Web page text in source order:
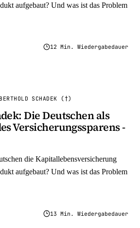
aufgebaut? Und was ist das Problem
12 Min. Wiedergabedauer
BERTHOLD SCHADEK (†)
Die Deutschen als
Versicherungssparens -
die Kapitallebensversicherung
aufgebaut? Und was ist das Problem
13 Min. Wiedergabedauer